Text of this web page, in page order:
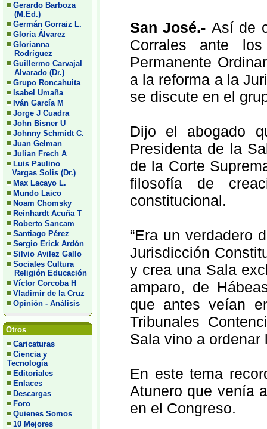
Gerardo Barboza
(M.Ed.)
Germán Gorraiz L.
Gloria Álvarez
Glorianna
Rodríguez
Guillermo Carvajal
Alvarado (Dr.)
Grupo Roncahuita
Isabel Umaña
Iván García M
Jorge J Cuadra
John Bisner U
Johnny Schmidt C.
Juan Gelman
Julian Frech A
Luis Paulino
Vargas Solis (Dr.)
Max Lacayo L.
Mundo Laico
Noam Chomsky
Reinhardt Acuña T
Roberto Sancam
Santiago Pérez
Sergio Erick Ardón
Silvio Avilez Gallo
Sociales Cultura
Religión Educación
Víctor Corcoba H
Vladimir de la Cruz
Opinión - Análisis
Otros
Caricaturas
Ciencia y
Tecnología
Editoriales
Enlaces
Descargas
Foro
Quienes Somos
10 Mejores
San José.- Así de
Corrales ante
Permanente
a la reforma a la
se discute en el
Dijo el abogado
Presidenta de la
de la Corte
filosofía de
constitucional.
“Era un verdadero
Jurisdicción
y crea una Sala
amparo, de
que antes veían
Tribunales
Sala vino a
En este tema
Atunero que venía
en el Congreso.